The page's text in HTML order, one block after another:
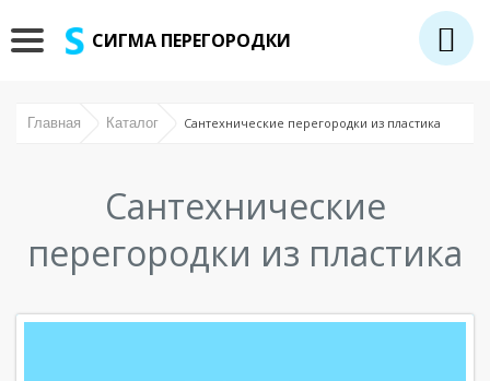
СИГМА ПЕРЕГОРОДКИ
Главная Каталог Сантехнические перегородки из пластика
Сантехнические
перегородки из пластика